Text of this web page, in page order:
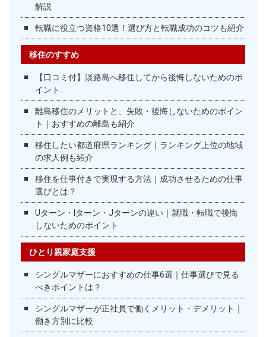
解説
転職に役立つ資格10選！選び方と転職成功のコツも紹介
移住のすすめ
【口コミ付】淡路島へ移住してから後悔しないためのポ
イント
離島移住のメリットと、失敗・後悔しないためのポイン
ト｜おすすめの離島も紹介
移住したい都道府県ランキング｜ランキング上位の地域
の求人例も紹介
移住を仕事付きで実現する方法｜成功させるための仕事
選びとは？
Uターン・Iターン・Jターンの違い｜就職・転職で後悔
しないためのポイント
ひとり親家庭支援
シングルマザーにおすすめの仕事6選｜仕事選びで見る
べきポイントは？
シングルマザーが正社員で働くメリット・デメリット｜
働き方別に比較